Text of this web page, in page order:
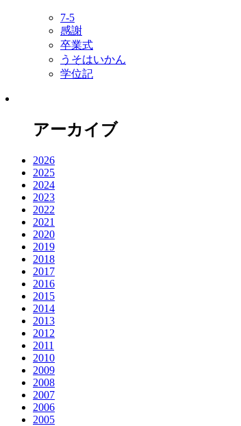
7-5
感謝
卒業式
うそはいかん
学位記
アーカイブ
2026
2025
2024
2023
2022
2021
2020
2019
2018
2017
2016
2015
2014
2013
2012
2011
2010
2009
2008
2007
2006
2005